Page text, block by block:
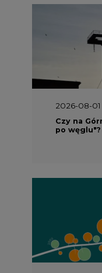
2026-08-01
Czy na
po